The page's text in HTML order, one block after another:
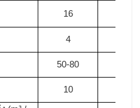
16
4
50-80
10